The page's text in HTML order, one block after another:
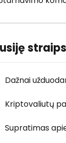
Dažnai
Kriptovaliutų
Supratimas